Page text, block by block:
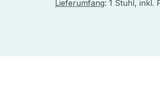
Lieferumfang: 1 Stuhl, inkl.